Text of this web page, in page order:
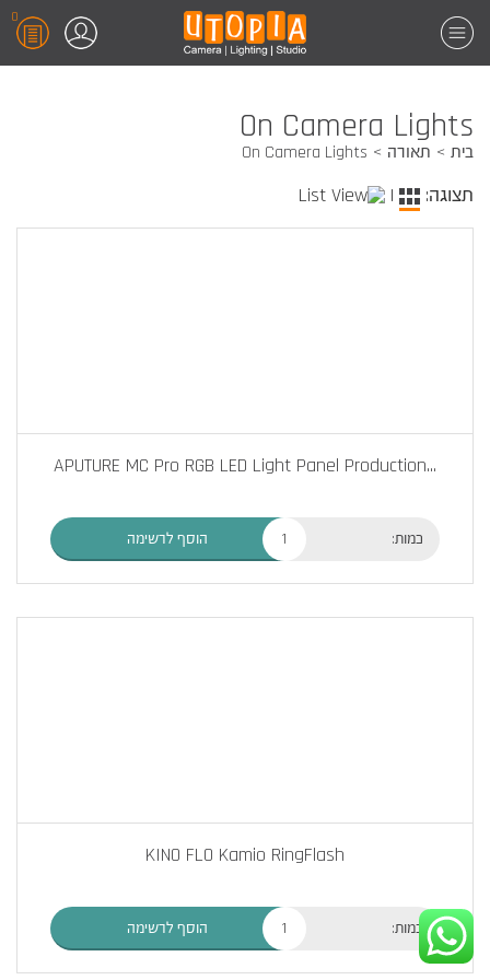
0
On Camera Lights
בית תאורה On Camera Lights
תצוגה: |
APUTURE MC Pro RGB LED Light Panel Production...
כמות: הוסף לרשימה
KINO FLO Kamio RingFlash
כמות: הוסף לרשימה